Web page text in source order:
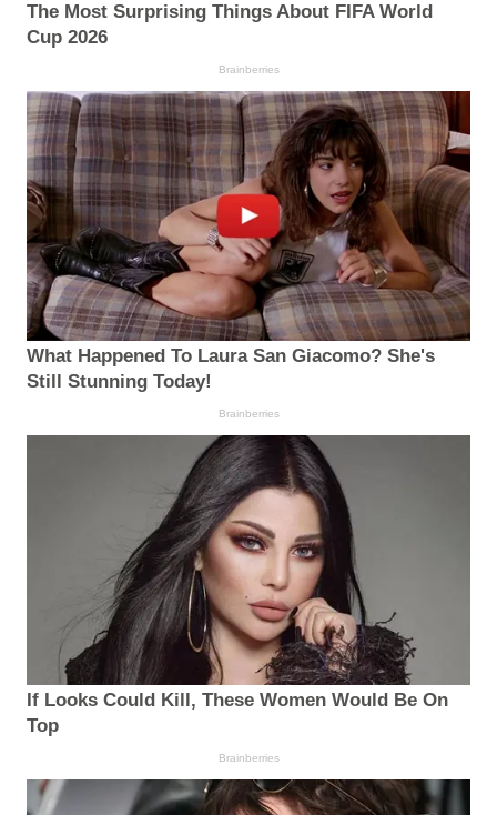
The Most Surprising Things About FIFA World
Cup 2026
Brainberries
What Happened To Laura San Giacomo? She's
Still Stunning Today!
Brainberries
If Looks Could Kill, These Women Would Be On
Top
Brainberries